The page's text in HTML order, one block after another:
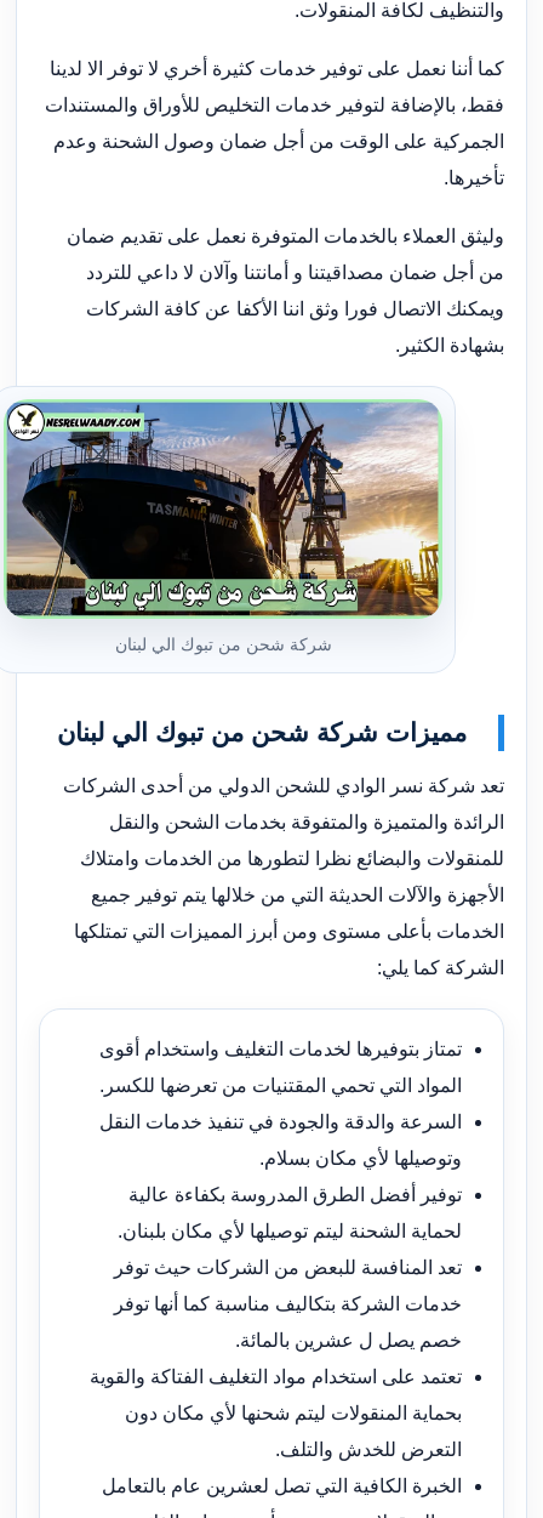
والتنظيف لكافة المنقولات.
كما أننا نعمل على توفير خدمات كثيرة أخري لا توفر الا لدينا
فقط، بالإضافة لتوفير خدمات التخليص للأوراق والمستندات
الجمركية على الوقت من أجل ضمان وصول الشحنة وعدم
تأخيرها.
وليثق العملاء بالخدمات المتوفرة نعمل على تقديم ضمان
من أجل ضمان مصداقيتنا و أمانتنا وآلان لا داعي للتردد
ويمكنك الاتصال فورا وثق اننا الأكفا عن كافة الشركات
بشهادة الكثير.
شركة شحن من تبوك الي لبنان
مميزات شركة شحن من تبوك الي لبنان
تعد شركة نسر الوادي للشحن الدولي من أحدى الشركات
الرائدة والمتميزة والمتفوقة بخدمات الشحن والنقل
للمنقولات والبضائع نظرا لتطورها من الخدمات وامتلاك
الأجهزة والآلات الحديثة التي من خلالها يتم توفير جميع
الخدمات بأعلى مستوى ومن أبرز المميزات التي تمتلكها
الشركة كما يلي:
تمتاز بتوفيرها لخدمات التغليف واستخدام أقوى
المواد التي تحمي المقتنيات من تعرضها للكسر.
السرعة والدقة والجودة في تنفيذ خدمات النقل
وتوصيلها لأي مكان بسلام.
توفير أفضل الطرق المدروسة بكفاءة عالية
لحماية الشحنة ليتم توصيلها لأي مكان بلبنان.
تعد المنافسة للبعض من الشركات حيث توفر
خدمات الشركة بتكاليف مناسبة كما أنها توفر
خصم يصل ل عشرين بالمائة.
تعتمد على استخدام مواد التغليف الفتاكة والقوية
بحماية المنقولات ليتم شحنها لأي مكان دون
التعرض للخدش والتلف.
الخبرة الكافية التي تصل لعشرين عام بالتعامل